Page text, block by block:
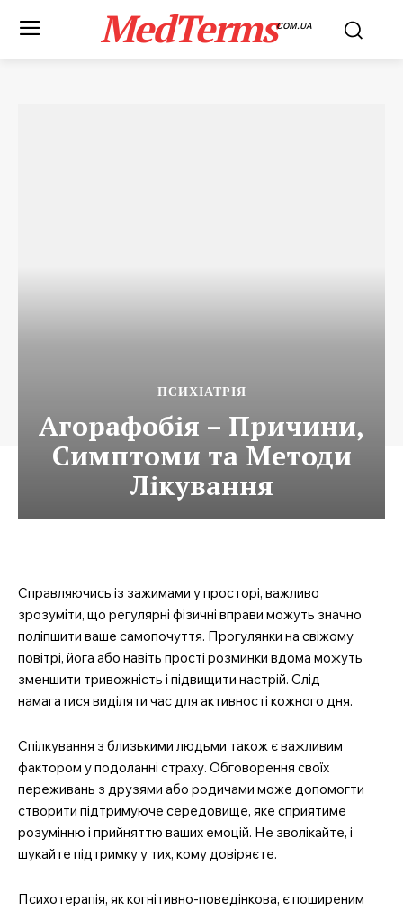
MedTermsCOM.UA
ПСИХІАТРІЯ
Агорафобія – Причини,
Симптоми та Методи
Лікування
Справляючись із зажимами у просторі, важливо
зрозуміти, що регулярні фізичні вправи можуть значно
поліпшити ваше самопочуття. Прогулянки на свіжому
повітрі, йога або навіть прості розминки вдома можуть
зменшити тривожність і підвищити настрій. Слід
намагатися виділяти час для активності кожного дня.
Спілкування з близькими людьми також є важливим
фактором у подоланні страху. Обговорення своїх
переживань з друзями або родичами може допомогти
створити підтримуюче середовище, яке сприятиме
розумінню і прийняттю ваших емоцій. Не зволікайте, і
шукайте підтримку у тих, кому довіряєте.
Психотерапія, як когнітивно-поведінкова, є поширеним